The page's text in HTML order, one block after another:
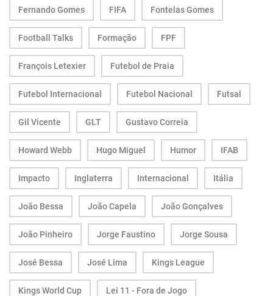
Fernando Gomes FIFA Fontelas Gomes
Football Talks Formação FPF
François Letexier Futebol de Praia
Futebol Internacional Futebol Nacional Futsal
Gil Vicente GLT Gustavo Correia
Howard Webb Hugo Miguel Humor IFAB
Impacto Inglaterra Internacional Itália
João Bessa João Capela João Gonçalves
João Pinheiro Jorge Faustino Jorge Sousa
José Bessa José Lima Kings League
Kings World Cup Lei 11 - Fora de Jogo